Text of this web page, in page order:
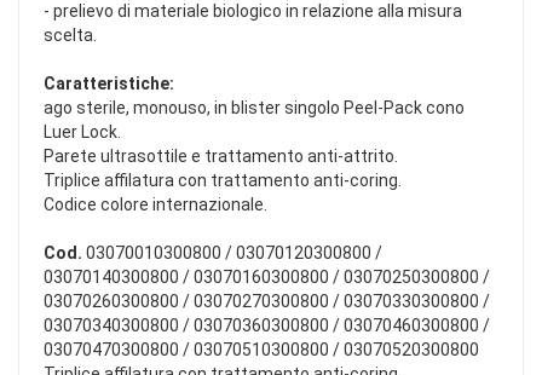
- prelievo di materiale biologico in relazione alla misura
scelta.
Caratteristiche:
ago sterile, monouso, in blister singolo Peel-Pack cono
Luer Lock.
Parete ultrasottile e trattamento anti-attrito.
Triplice affilatura con trattamento anti-coring.
Codice colore internazionale.
Cod. 03070010300800 / 03070120300800 /
03070140300800 / 03070160300800 / 03070250300800 /
03070260300800 / 03070270300800 / 03070330300800 /
03070340300800 / 03070360300800 / 03070460300800 /
03070470300800 / 03070510300800 / 03070520300800